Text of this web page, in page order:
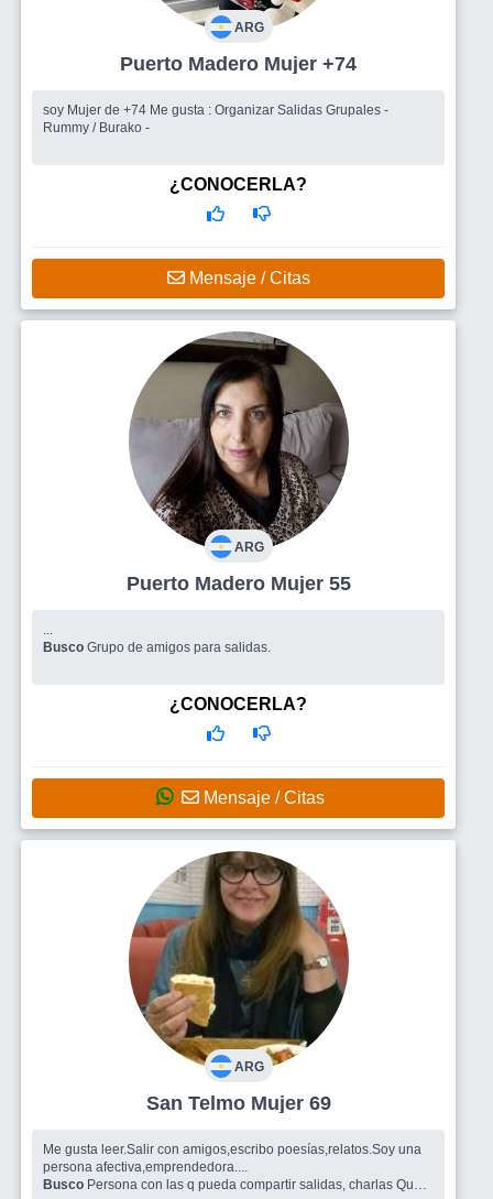
ARG
Puerto Madero Mujer +74
soy Mujer de +74 Me gusta : Organizar Salidas Grupales -
Rummy / Burako -
¿CONOCERLA?
Mensaje / Citas
ARG
Puerto Madero Mujer 55
Busco Grupo de amigos para salidas.
¿CONOCERLA?
Mensaje / Citas
ARG
San Telmo Mujer 69
Me gusta leer.Salir con amigos,escribo poesías,relatos.Soy una
persona afectiva,emprendedora....
Busco Persona con las q pueda compartir salidas, charlas Que